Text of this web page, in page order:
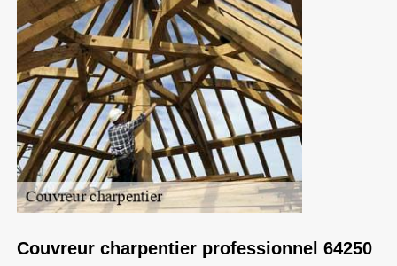
Couvreur charpentier professionnel 64250